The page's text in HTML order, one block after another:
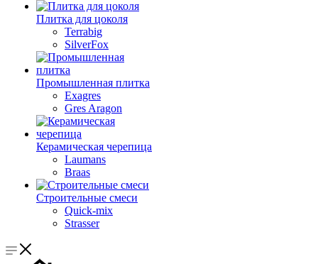
Плитка для цоколя
Terrabig
SilverFox
Промышленная плитка
Exagres
Gres Aragon
Керамическая черепица
Laumans
Braas
Строительные смеси
Quick-mix
Strasser